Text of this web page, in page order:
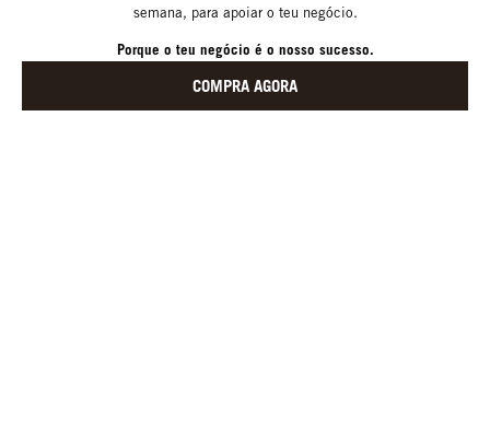
semana, para apoiar o teu negócio.
Porque o teu negócio é o nosso sucesso.
COMPRA AGORA